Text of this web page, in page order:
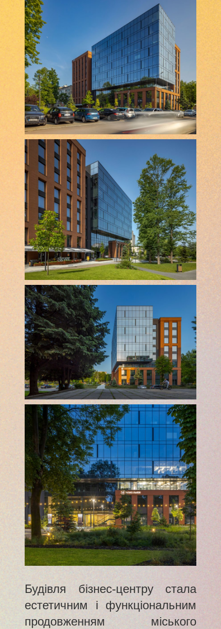
Будівля бізнес-центру стала
естетичним і функціональним
продовженням міського